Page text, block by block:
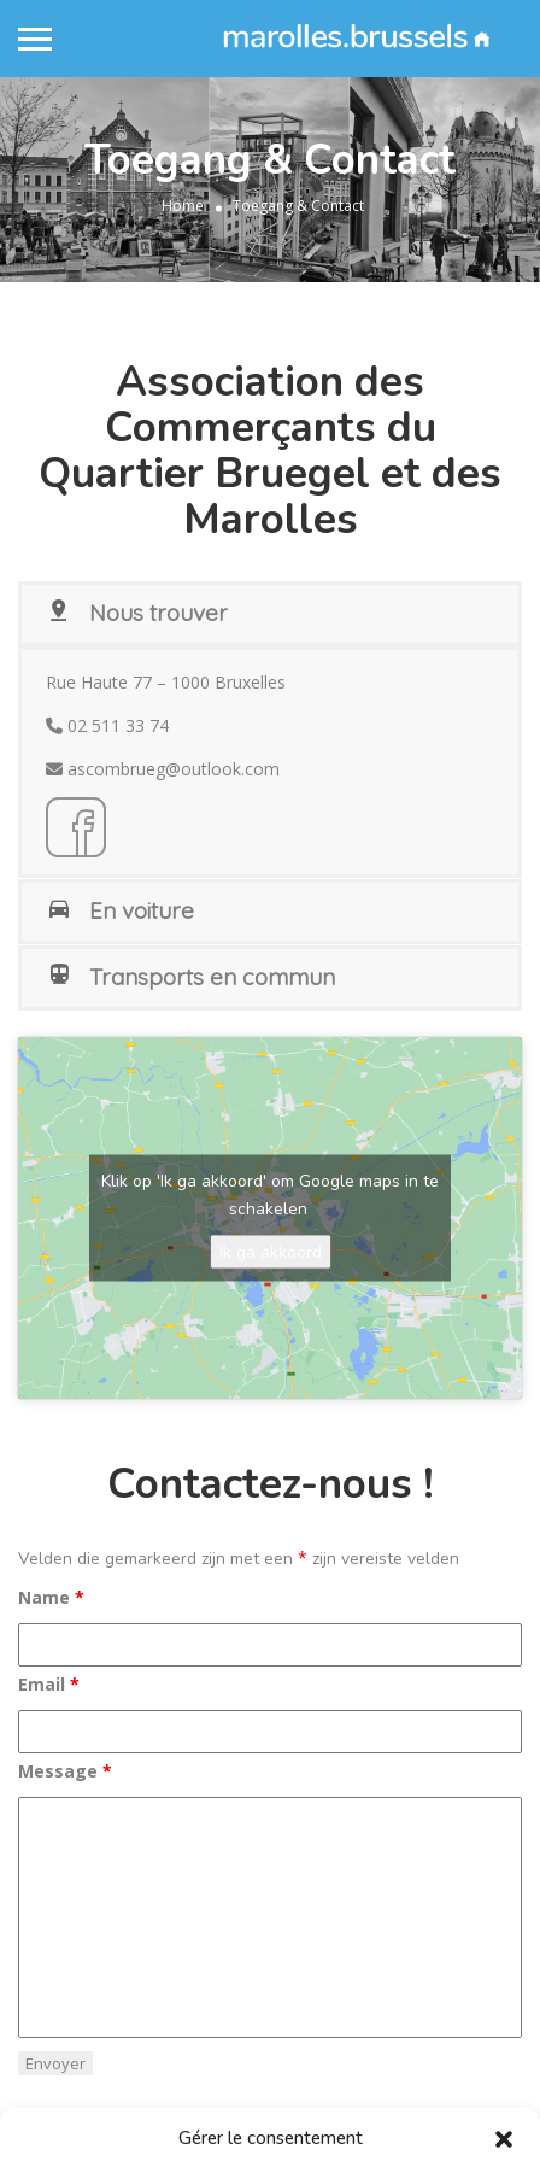
Gérer le consentement
Toegang & Contact
Home Toegang & Contact
Association des
Commerçants du
Quartier Bruegel et des
Marolles
Nous trouver
Rue Haute 77 – 1000 Bruxelles
02 511 33 74
ascombrueg@outlook.com
En voiture
Transports en commun
Klik op 'Ik ga akkoord' om Google maps in te
schakelen
Contactez-nous !
Velden die gemarkeerd zijn met een * zijn vereiste velden
Name *
Email *
Message *